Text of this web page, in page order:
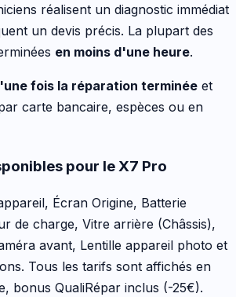
réalisent un diagnostic immédiat
un devis précis. La plupart des
en moins d'une heure.
fois la réparation terminée et
carte bancaire, espèces ou en
pour le X7 Pro
Écran Origine, Batterie
de charge, Vitre arrière (Châssis),
avant, Lentille appareil photo et
. Tous les tarifs sont affichés en
bonus QualiRépar inclus (-25€).